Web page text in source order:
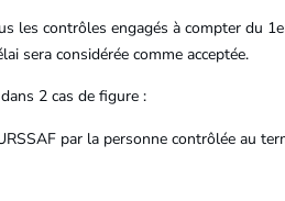
les contrôles engagés à compter du
sera considérée comme acceptée.
2 cas de figure :
par la personne contrôlée au